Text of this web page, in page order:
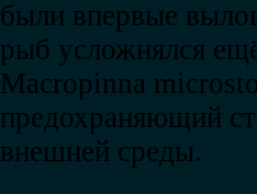
были впервые
рыб усложнялся
Macropinna
предохраняющий
внешней среды.